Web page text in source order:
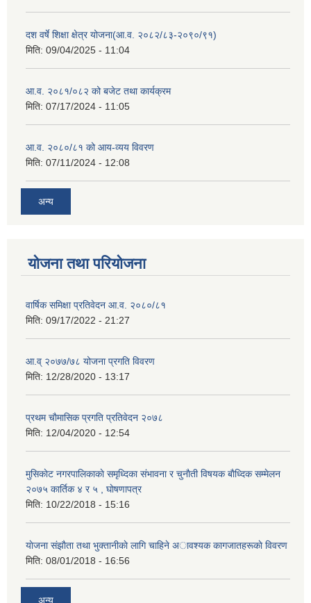
दश वर्षे शिक्षा क्षेत्र योजना(आ.व. २०८२/८३-२०९०/९१)
मिति: 09/04/2025 - 11:04
आ.व. २०८१/०८२ को बजेट तथा कार्यक्रम
मिति: 07/17/2024 - 11:05
आ.व. २०८०/८१ को आय-व्यय विवरण
मिति: 07/11/2024 - 12:08
अन्य
योजना तथा परियोजना
वार्षिक समिक्षा प्रतिवेदन आ.व. २०८०/८१
मिति: 09/17/2022 - 21:27
आ.व् २०७७/७८ योजना प्रगति विवरण
मिति: 12/28/2020 - 13:17
प्रथम चाैमासिक प्रगति प्रतिवेदन २०७८
मिति: 12/04/2020 - 12:54
मुसिकाेट नगरपालिकाकाे समृध्दिका संभावना र चुनाैती विषयक बाैध्दिक सम्मेलन
२०७५ कार्तिक ४ र ५ , घाेषणापत्र
मिति: 10/22/2018 - 15:16
याेजना संझाैता तथा भुक्तानीकाे लागि चाहिने अावश्यक कागजातहरूकाे विवरण
मिति: 08/01/2018 - 16:56
अन्य